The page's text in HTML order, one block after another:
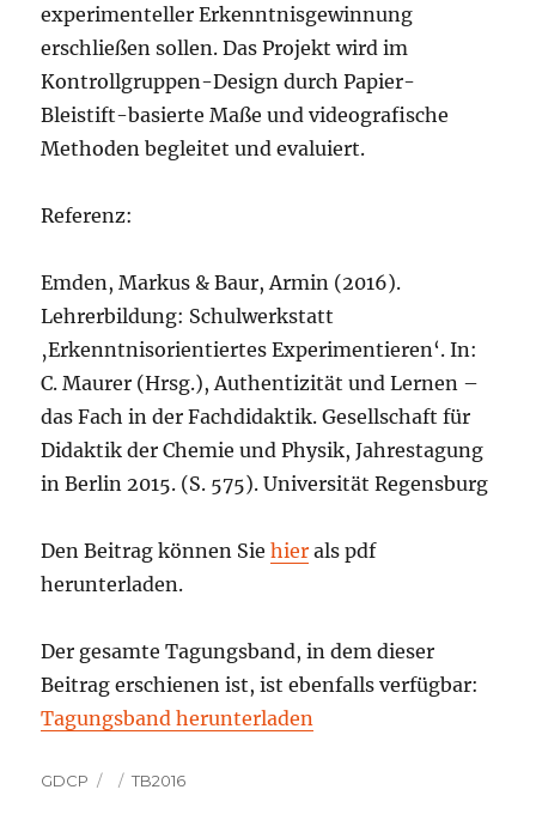
experimenteller Erkenntnisgewinnung
erschließen sollen. Das Projekt wird im
Kontrollgruppen-Design durch Papier-
Bleistift-basierte Maße und videografische
Methoden begleitet und evaluiert.
Referenz:
Emden, Markus & Baur, Armin (2016).
Lehrerbildung: Schulwerkstatt
‚Erkenntnisorientiertes Experimentieren‘. In:
C. Maurer (Hrsg.), Authentizität und Lernen –
das Fach in der Fachdidaktik. Gesellschaft für
Didaktik der Chemie und Physik, Jahrestagung
in Berlin 2015. (S. 575). Universität Regensburg
Den Beitrag können Siehier als pdf
herunterladen.
Der gesamte Tagungsband, in dem dieser
Beitrag erschienen ist, ist ebenfalls verfügbar:
Tagungsband herunterladen
Autor
GDCP
Veröffentlicht
Kategorien
TB2016